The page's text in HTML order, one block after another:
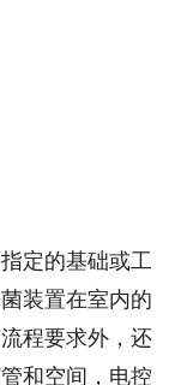
定的基础或工
装置在室内的
程要求外，还
和空间，电控